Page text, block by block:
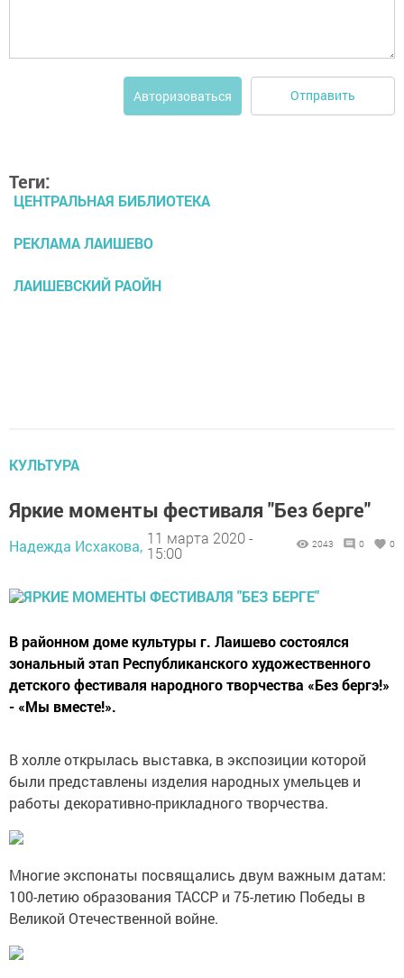
Авторизоваться Отправить
Теги:
ЦЕНТРАЛЬНАЯ БИБЛИОТЕКА
РЕКЛАМА ЛАИШЕВО
ЛАИШЕВСКИЙ РАОЙН
КУЛЬТУРА
Яркие моменты фестиваля "Без берге"
Надежда Исхакова, 11 марта 2020 -
15:00
2043 0 0
В районном доме культуры г. Лаишево состоялся
зональный этап Республиканского художественного
детского фестиваля народного творчества «Без бергэ!»
- «Мы вместе!».
В холле открылась выставка, в экспозиции которой
были представлены изделия народных умельцев и
работы декоративно-прикладного творчества.
Многие экспонаты посвящались двум важным датам:
100-летию образования ТАССР и 75-летию Победы в
Великой Отечественной войне.